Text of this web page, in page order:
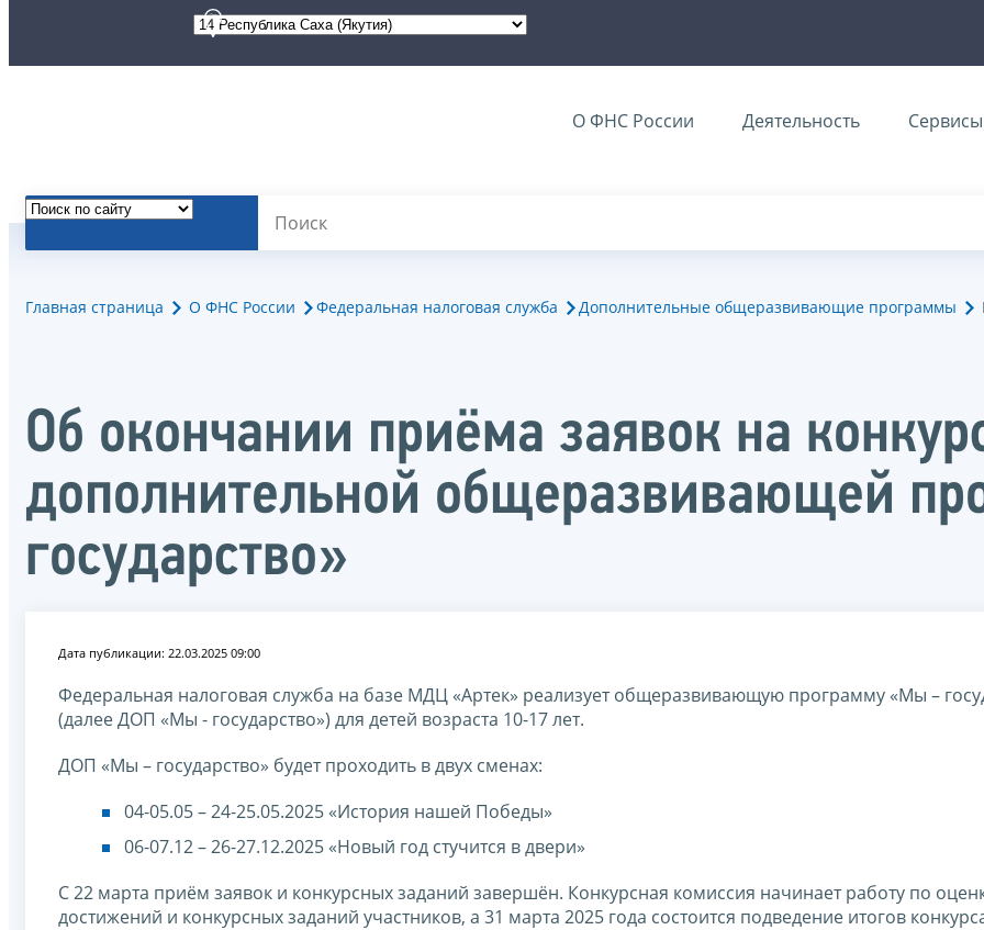
О ФНС России Деятельность Сервисы
Главная страница О ФНС России Федеральная налоговая служба Дополнительные общеразвивающие программы
Об окончании приёма заявок на
дополнительной общеразвивающей
государство»
Дата публикации: 22.03.2025 09:00
Федеральная налоговая служба на базе МДЦ «Артек» реализует общеразвивающую программу «Мы –
(далее ДОП «Мы - государство») для детей возраста 10-17 лет.
ДОП «Мы – государство» будет проходить в двух сменах:
04-05.05 – 24-25.05.2025 «История нашей Победы»
06-07.12 – 26-27.12.2025 «Новый год стучится в двери»
С 22 марта приём заявок и конкурсных заданий завершён. Конкурсная комиссия начинает работу по
достижений и конкурсных заданий участников, а 31 марта 2025 года состоится подведение итогов